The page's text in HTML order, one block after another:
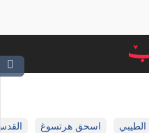
الطيبي اسحق هرتسوغ